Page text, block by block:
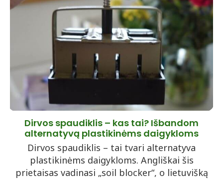
Dirvos spaudiklis – kas tai? Išbandom
alternatyvą plastikinėms daigykloms
Dirvos spaudiklis – tai tvari alternatyva
plastikinėms daigykloms. Angliškai šis
prietaisas vadinasi „soil blocker“, o lietuvišką